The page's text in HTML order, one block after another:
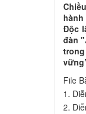
Độc
đàn
File
1.
2.